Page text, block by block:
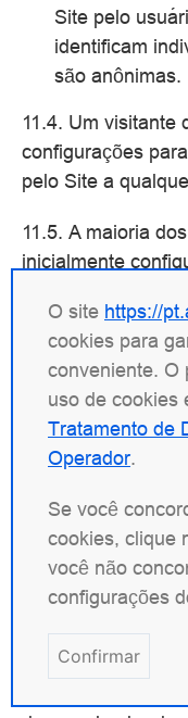
Site pelo
identificam
são anônimas.
11.4. Um visitante
configurações
pelo Site a
11.5. A maioria
inicialmente
alterar as
avisá-los quando
seu dispositivo.
gerenciar cookies.
Se o visitante do
computador,
garantir que cada
esteja
preferências para
aprender como
navegador ou
O site https://
cookies para
conveniente. O
uso de cookies
Tratamento de
Operador.
Se você
cookies, clique
você não
configurações
Confirmar